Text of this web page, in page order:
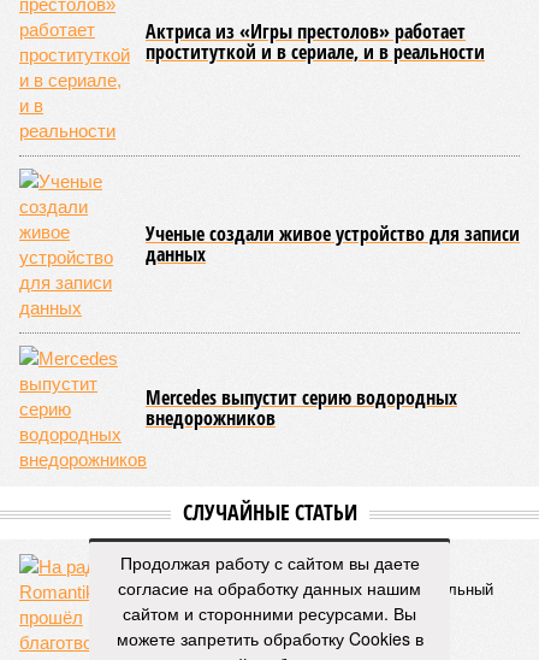
конкретными инженерными работами (усиление
монолитных конструкций, устранение проектных ошибок) –
то по «Станции Л» подобной публичной отчётности
дольщики не видят. Ни Capital Group, ни кураторы
строительства не подтверждают ни соблюдения графика
строительства, ни объёма фактически выполненных работ.
Напрашивается закономерный вопрос: если
декларируемая «Capital Group модель (достраивать
проблемные объекты SSD») сработала на
Лосиноостровской, почему она не масштабируется на
Люблино? И означает ли отсутствие техники на площадке,
что в реальности подрядчик по «Станции Л» ещё даже не
определён?
2025–2026 годах, похоже, не изменили ситуацию.
последние месяцы в личном общении нам перестали
называть даже ориентировочные сроки»
расстроенные дольщики.
Казалось бы, формально ответственность по
достраиванию объекта распределена. Seven Suns
Development – банкрот, часть его структур признана
несостоятельной ещё в 2024 году, бенефициар компании
находится под следствием по ст. 200.3 УК РФ. Достройку
проблемных объектов группы – «Станции Л», «Сказочного
леса» и «В стремлении к свету», согласно информации на
Продолжая работу с сайтом вы даете
согласие на обработку данных нашим
сайтом и сторонними ресурсами. Вы
можете запретить обработку Cookies в